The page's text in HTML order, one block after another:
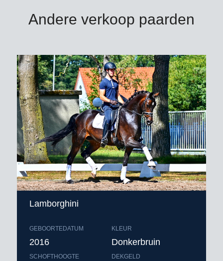
Andere verkoop paarden
Lamborghini
GEBOORTEDATUM
2016
SCHOFTHOOGTE
KLEUR
Donkerbruin
DEKGELD